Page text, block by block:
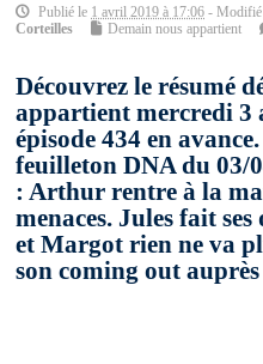
Publié le 1 avril 2019 à 17:06 -
Corteilles
Demain nous appartient
Découvrez le résumé
appartient mercredi 3
épisode 434 en
feuilleton DNA du 03/
: Arthur rentre à la
menaces. Jules fait
et Margot rien ne va
son coming out auprès